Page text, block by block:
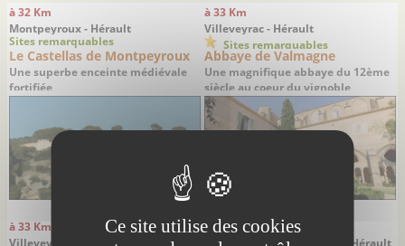
à 32 Km
Montpeyroux - Hérault
Sites remarquables
Le Castellas de Montpeyroux
Une superbe enceinte médiévale
fortifiée
à 33 Km
Villeveyrac - Hérault
Sites remarquables
Abbaye de Valmagne
Une magnifique abbaye du 12ème
siècle au coeur du vignoble
languedocien
à 33 Km
Villeveyrac - Hérault
à 34 Km
Saint-Maurice-Navacelles - Hérault
Ce site utilise des cookies